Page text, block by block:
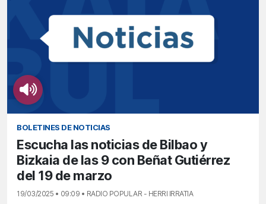
BOLETINES DE NOTICIAS
Escucha las noticias de Bilbao y
Bizkaia de las 9 con Beñat Gutiérrez
del 19 de marzo
19/03/2025 • 09:09 • RADIO POPULAR - HERRI IRRATIA